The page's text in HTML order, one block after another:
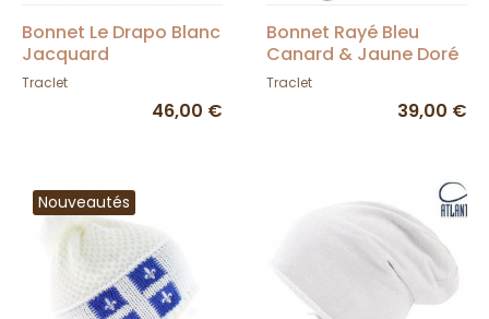
Bonnet Le Drapo Blanc
Jacquard
Traclet
46,00 €
Bonnet Rayé Bleu
Canard & Jaune Doré
- Marron
Traclet
39,00 €
Nouveautés